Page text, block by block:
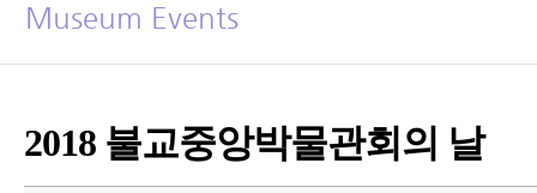
Museum Events
2018 불교중앙박물관회의 날